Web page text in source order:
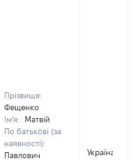
Прізвище:
Фещенко
Ім'я:
Матвій
По батькові (за
наявності):
Павлович
Україна